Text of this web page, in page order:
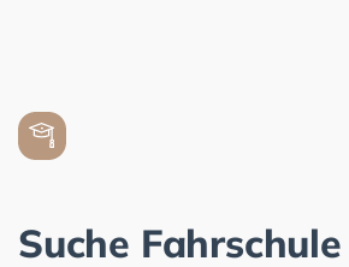
Suche